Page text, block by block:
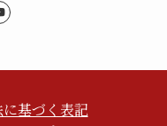
基づく表記